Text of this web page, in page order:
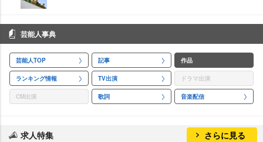
芸能人事典
芸能人TOP 記事 作品
ランキング情報 TV出演 ドラマ出演
CM出演 歌詞 音楽配信
求人特集 さらに見る